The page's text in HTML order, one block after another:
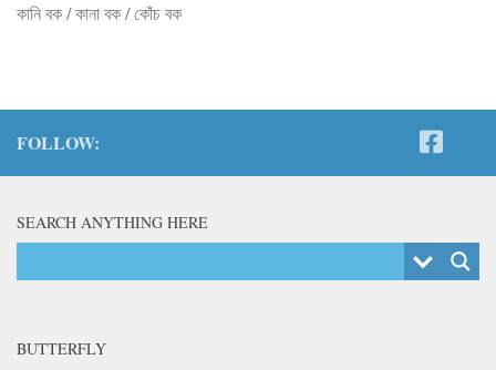
কানি বক / কানা বক / কোঁচ বক
FOLLOW:
SEARCH ANYTHING HERE
BUTTERFLY